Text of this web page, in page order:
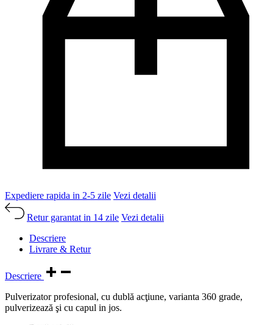
Expediere rapida in 2-5 zile Vezi detalii
Retur garantat in 14 zile Vezi detalii
Descriere
Livrare & Retur
Descriere
Pulverizator profesional, cu dublă acţiune, varianta 360 grade,
pulverizează şi cu capul in jos.